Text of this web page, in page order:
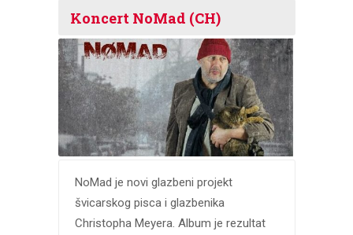
Koncert NoMad (CH)
NoMad je novi glazbeni projekt
švicarskog pisca i glazbenika
Christopha Meyera. Album je rezultat